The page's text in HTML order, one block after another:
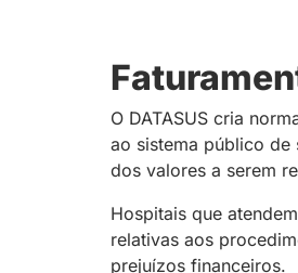
O DATASUS cria
ao sistema público de
dos valores a serem
Hospitais que
relativas aos
prejuízos financeiros.